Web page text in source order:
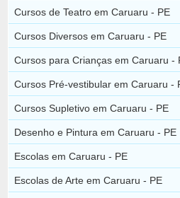
Cursos de Teatro em Caruaru - PE
Cursos Diversos em Caruaru - PE
Cursos para Crianças em Caruaru -
Cursos Pré-vestibular em Caruaru -
Cursos Supletivo em Caruaru - PE
Desenho e Pintura em Caruaru - PE
Escolas em Caruaru - PE
Escolas de Arte em Caruaru - PE